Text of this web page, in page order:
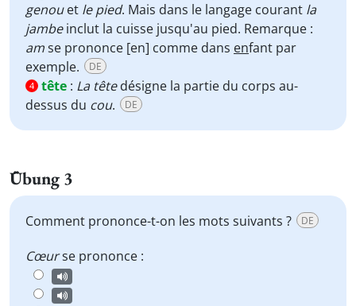
genouet le pied. Mais dans le langage courant la
jambeinclut la cuisse jusqu'au pied. Remarque :
amse prononce [en] comme dans enfant par
exemple.
DE
4 tête : La têtedésigne la partie du corps au-
dessus du cou. DE
Übung 3
Comment prononce-t-on les mots suivants ? DE
Cœurse prononce :